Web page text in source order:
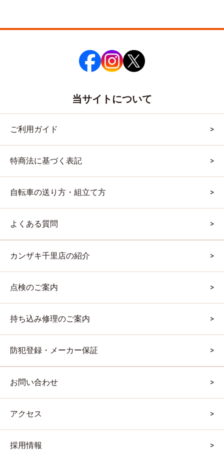
当サイトについて
ご利用ガイド
特商法に基づく表記
自転車の送り方・組立て方
よくある質問
カンザキ千里店の紹介
点検のご案内
持ち込み修理のご案内
防犯登録・メーカー保証
お問い合わせ
アクセス
採用情報